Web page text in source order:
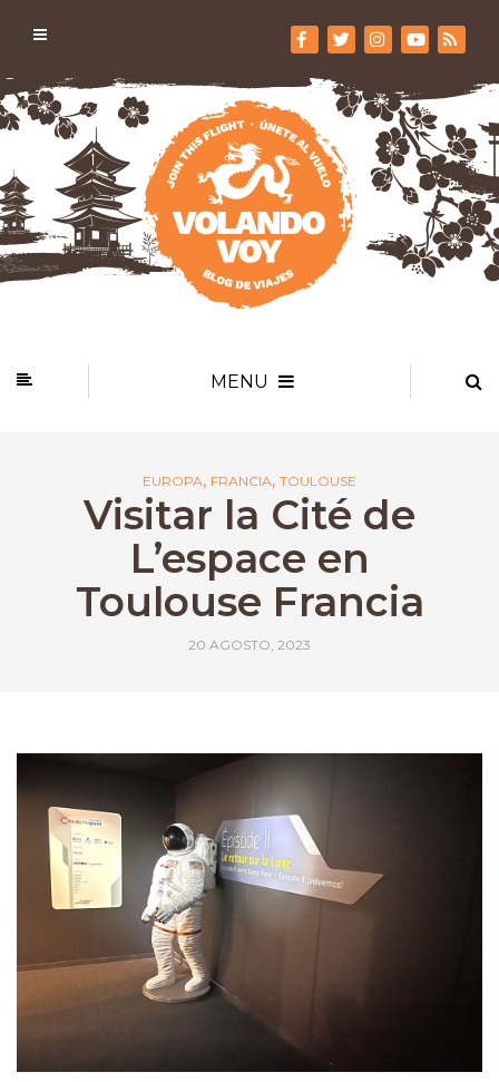
MENU
EUROPA, FRANCIA, TOULOUSE
Visitar la Cité de
L’espace en
Toulouse Francia
20 AGOSTO, 2023